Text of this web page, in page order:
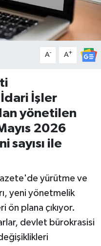
A- A+
İdari İşler
yönetilen
2026
sayısı ile
yürütme ve
yeni yönetmelik
ön plana çıkıyor.
devlet bürokrasisi